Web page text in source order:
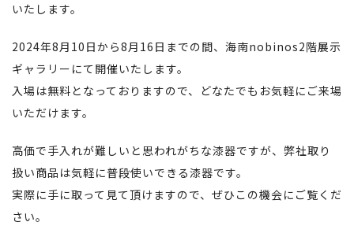
いたします。
2024年8月10日から8月16日までの間、海南nobinos2階展示
ギャラリーにて開催いたします。
入場は無料となっておりますので、どなたでもお気軽にご来場
いただけます。
高価で手入れが難しいと思われがちな漆器ですが、弊社取り
扱い商品は気軽に普段使いできる漆器です。
実際に手に取って見て頂けますので、ぜひこの機会にご覧くだ
さい。